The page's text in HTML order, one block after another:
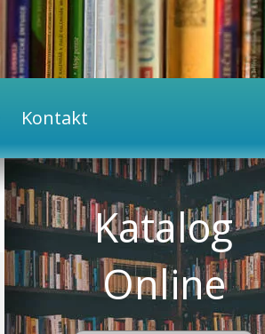
Kontakt
Katalog
Online